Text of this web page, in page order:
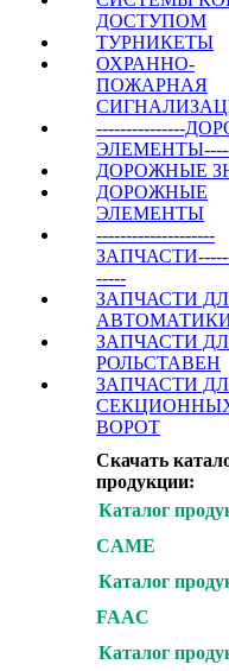
ДОСТУПОМ
ТУРНИКЕТЫ
ОХРАННО-
ПОЖАРНАЯ
---------------
ДОРОЖНЫЕ
ДОРОЖНЫЕ
ЭЛЕМЕНТЫ
--------------------
-----
ЗАПЧАСТИ
ЗАПЧАСТИ
РОЛЬСТАВЕН
ЗАПЧАСТИ
ВОРОТ
Скачать
продукции:
Каталог
CAME
Каталог
FAAC
Каталог